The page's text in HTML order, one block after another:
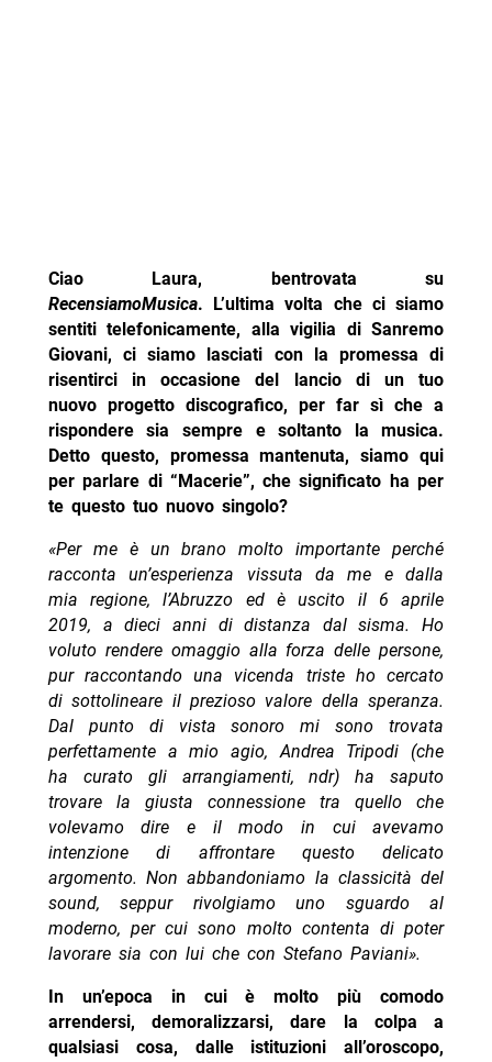
Ciao Laura, bentrovata su
RecensiamoMusica.
L’ultima volta che ci siamo
sentiti telefonicamente, alla vigilia di Sanremo
Giovani, ci siamo lasciati con la promessa di
risentirci in occasione del lancio di un tuo
nuovo progetto discografico, per far sì che a
rispondere sia sempre e soltanto la musica.
Detto questo, promessa mantenuta, siamo qui
per parlare di “Macerie”, che significato ha per
te questo tuo nuovo singolo?
«Per me è un brano molto importante perché
racconta un’esperienza vissuta da me e dalla
mia regione, l’Abruzzo ed è uscito il 6 aprile
2019, a dieci anni di distanza dal sisma. Ho
voluto rendere omaggio alla forza delle persone,
pur raccontando una vicenda triste ho cercato
di sottolineare il prezioso valore della speranza.
Dal punto di vista sonoro mi sono trovata
perfettamente a mio agio, Andrea Tripodi (che
ha curato gli arrangiamenti, ndr) ha saputo
trovare la giusta connessione tra quello che
volevamo dire e il modo in cui avevamo
intenzione di affrontare questo delicato
argomento. Non abbandoniamo la classicità del
sound, seppur rivolgiamo uno sguardo al
moderno, per cui sono molto contenta di poter
lavorare sia con lui che con Stefano Paviani».
In un’epoca in cui è molto più comodo
arrendersi, demoralizzarsi, dare la colpa a
qualsiasi cosa, dalle istituzioni all’oroscopo,